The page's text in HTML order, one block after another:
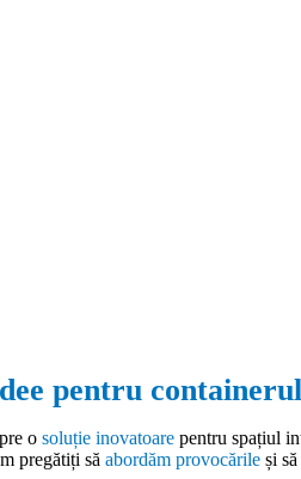
pentru
o soluție inovatoare pentru spațiul
pregătiți să abordăm provocările și